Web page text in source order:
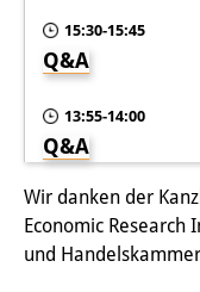
15:30-15:45
Q&A
13:55-14:00
Q&A
Wir danken der
Economic Research
und